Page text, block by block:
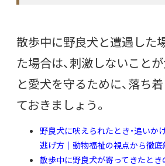
散歩中に野良犬と遭遇した
た場合は、刺激しないこと
と愛犬を守るために、落ち
ておきましょう。
野良犬に吠えられたとき・追いか
逃げ方｜動物福祉の視点から徹底
散歩中に野良犬が寄ってきたと